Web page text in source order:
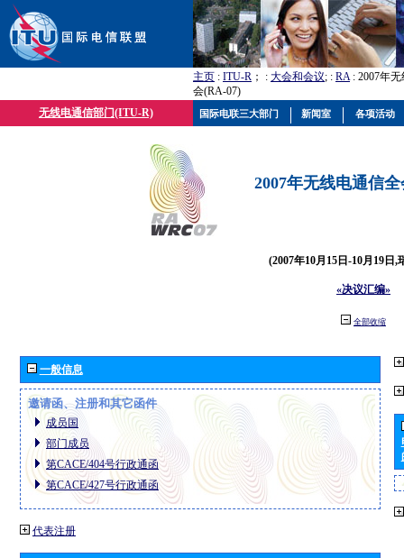
主页 : ITU-R ； : 大会和会议; : RA: 2007年
会(RA-07)
无线电通信部门(ITU-R)
2007年无线电通信
(2007年10月15日-10月19日,
«决议汇编»
全部收缩
一般信息
邀请函、注册和其它函件
成员国
部门成员
第CACE/404号行政通函
第CACE/427号行政通函
代表注册
国际电联三大部门 新闻室 各项活动